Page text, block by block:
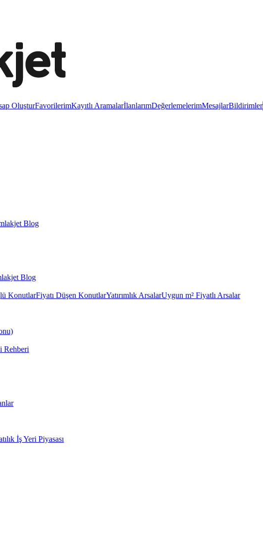
OluşturFavorilerimKayıtlı AramalarİlanlarımDeğerlemelerimMesajlarBildirimler
Blog
Blog
KonutlarFiyatı Düşen KonutlarYatırımlık ArsalarUygun m² Fiyatlı Arsalar
Rehberi
İş Yeri Piyasası